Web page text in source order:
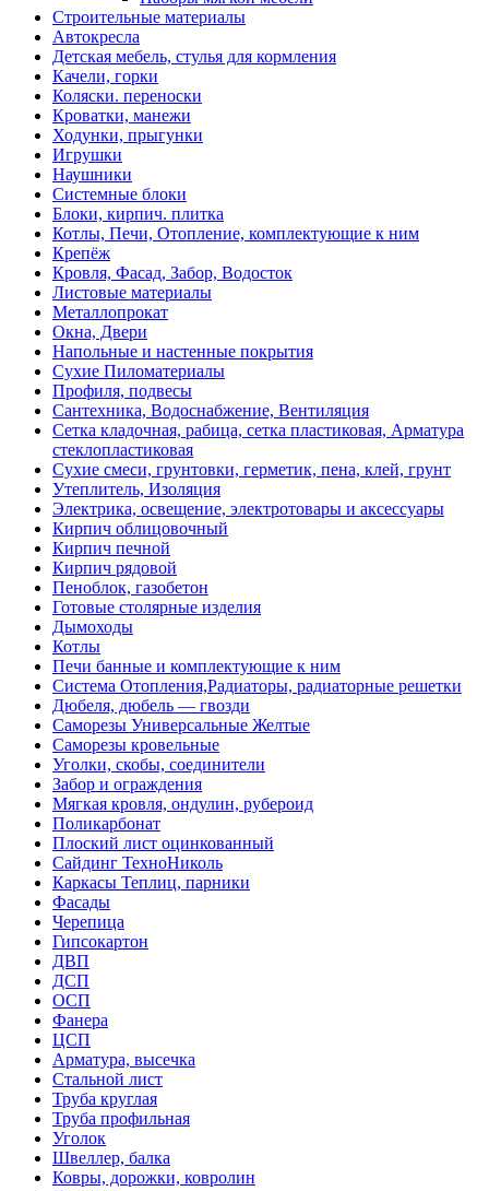
Строительные материалы
Автокресла
Детская мебель, стулья для кормления
Качели, горки
Коляски. переноски
Кроватки, манежи
Ходунки, прыгунки
Игрушки
Наушники
Системные блоки
Блоки, кирпич. плитка
Котлы, Печи, Отопление, комплектующие к ним
Крепёж
Кровля, Фасад, Забор, Водосток
Листовые материалы
Металлопрокат
Окна, Двери
Напольные и настенные покрытия
Сухие Пиломатериалы
Профиля, подвесы
Сантехника, Водоснабжение, Вентиляция
Сетка кладочная, рабица, сетка пластиковая, Арматура
стеклопластиковая
Сухие смеси, грунтовки, герметик, пена, клей, грунт
Утеплитель, Изоляция
Электрика, освещение, электротовары и аксессуары
Кирпич облицовочный
Кирпич печной
Кирпич рядовой
Пеноблок, газобетон
Готовые столярные изделия
Дымоходы
Котлы
Печи банные и комплектующие к ним
Система Отопления,Радиаторы, радиаторные решетки
Дюбеля, дюбель — гвозди
Саморезы Универсальные Желтые
Саморезы кровельные
Уголки, скобы, соединители
Забор и ограждения
Мягкая кровля, ондулин, рубероид
Поликарбонат
Плоский лист оцинкованный
Сайдинг ТехноНиколь
Каркасы Теплиц, парники
Фасады
Черепица
Гипсокартон
ДВП
ДСП
ОСП
Фанера
ЦСП
Арматура, высечка
Стальной лист
Труба круглая
Труба профильная
Уголок
Швеллер, балка
Ковры, дорожки, ковролин